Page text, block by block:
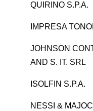
QUIRINO S.P.A.
IMPRESA
JOHNSON
AND S. IT. SRL
ISOLFIN S.P.A.
NESSI &